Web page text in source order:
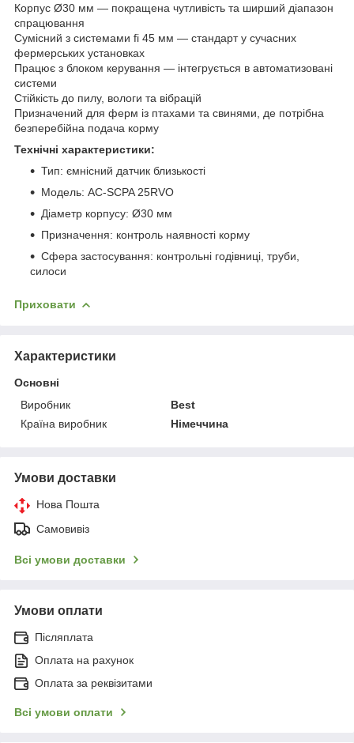
Корпус Ø30 мм — покращена чутливість та ширший діапазон
спрацювання
Сумісний з системами fi 45 мм — стандарт у сучасних
фермерських установках
Працює з блоком керування — інтегрується в автоматизовані
системи
Стійкість до пилу, вологи та вібрацій
Призначений для ферм із птахами та свинями, де потрібна
безперебійна подача корму
Технічні характеристики:
Тип: ємнісний датчик близькості
Модель: AC-SCPA 25RVO
Діаметр корпусу: Ø30 мм
Призначення: контроль наявності корму
Сфера застосування: контрольні годівниці, труби,
силоси
Приховати
Характеристики
Основні
Виробник
Best
Країна виробник
Німеччина
Умови доставки
Нова Пошта
Самовивіз
Всі умови доставки
Умови оплати
Післяплата
Оплата на рахунок
Оплата за реквізитами
Всі умови оплати